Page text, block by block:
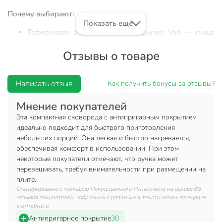
Почему выбирают:
Тефлоновое антипригарное покрытие Vari — пища
алюминий, толщина дна 1,6 мм — оптимально для
ежедневного использования
Универсальность: подходит для дома, дачи,
небольших кухонь и в качестве подарка для
любителей готовить
Сковорода из алюминия HouseLoft 18 см с тефлоновым
антипригарным покрытием — это надежное решение для
приготовления яичницы, омлета, оладий, рыбы и мяса.
Благодаря легкости штампованного алюминия и
специальному покрытию, пища не пригорает, а мытье не
занимает много времени. Часто спрашивают, какую
сковороду выбрать для быстрой готовки на газовой или
Показать ещё
Отзывы о товаре
Написать отзыв Как получить бонусы за отзывы?
Мнение покупателей
Эта компактная сковорода с антипригарным покрытием
идеально подходит для быстрого приготовления
небольших порций. Она легкая и быстро нагревается,
обеспечивая комфорт в использовании. При этом
некоторые покупатели отмечают, что ручка может
перевешивать, требуя внимательности при размещении на
плите.
Сгенерировано с помощью Искусственного Интеллекта на основе 88
отзывов покупателей, собранных с различных тематических площадок
в интернете
Антипригарное покрытие30